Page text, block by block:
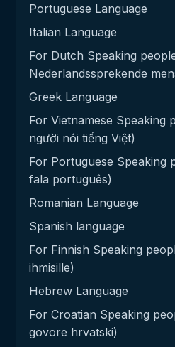
Portuguese Language
Italian Language
For Dutch Speaking
Nederlandssprekende
Greek Language
For Vietnamese Speaking
người nói tiếng Việt)
For Portuguese Speaking
fala português)
Romanian Language
Spanish language
For Finnish Speaking
ihmisille)
Hebrew Language
For Croatian Speaking
govore hrvatski)